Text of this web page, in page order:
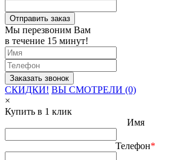
Отправить заказ
Мы перезвоним Вам
в течение 15 минут!
СКИДКИ! ВЫ СМОТРЕЛИ (0)
×
Купить в 1 клик
Имя
Телефон*